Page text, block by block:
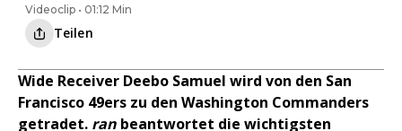
Videoclip • 01:12 Min
Teilen
Wide Receiver Deebo Samuel wird von den San
Francisco 49ers zu den Washington Commanders
getradet. ran beantwortet die wichtigsten